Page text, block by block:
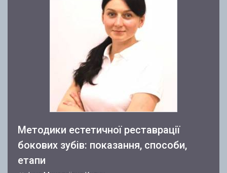
Методики естетичної реставрації
бокових зубів: показання, способи,
етапи